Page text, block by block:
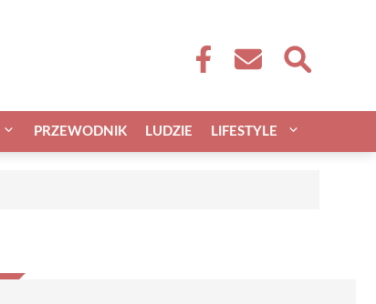
PRZEWODNIK LUDZIE LIFESTYLE